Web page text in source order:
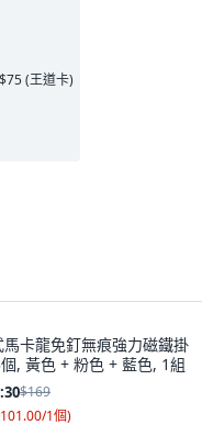
(王道卡)
卡龍免釘無痕強力磁鐵掛
, 黃色 + 粉色 + 藍色, 1組
$169
1個)